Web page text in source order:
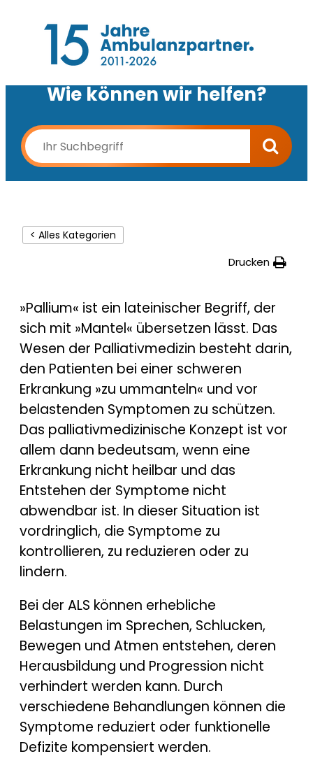
Wie können wir helfen?
< Alles Kategorien
Drucken
»Pallium« ist ein lateinischer Begriff, der
sich mit »Mantel« übersetzen lässt. Das
Wesen der Palliativmedizin besteht darin,
den Patienten bei einer schweren
Erkrankung »zu ummanteln« und vor
belastenden Symptomen zu schützen.
Das palliativmedizinische Konzept ist vor
allem dann bedeutsam, wenn eine
Erkrankung nicht heilbar und das
Entstehen der Symptome nicht
abwendbar ist. In dieser Situation ist
vordringlich, die Symptome zu
kontrollieren, zu reduzieren oder zu
lindern.
Bei der ALS können erhebliche
Belastungen im Sprechen, Schlucken,
Bewegen und Atmen entstehen, deren
Herausbildung und Progression nicht
verhindert werden kann. Durch
verschiedene Behandlungen können die
Symptome reduziert oder funktionelle
Defizite kompensiert werden.